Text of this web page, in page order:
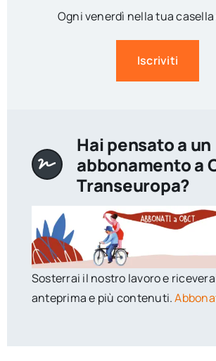
Ogni venerdì nella tua casella
Iscriviti
Hai pensato a un
abbonamento a
Transeuropa?
Sosterrai il nostro lavoro e
anteprima e più contenuti.